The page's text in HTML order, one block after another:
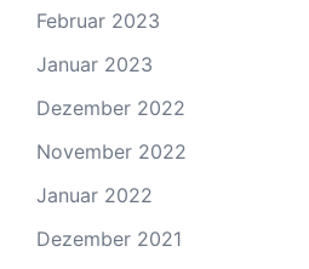
Februar 2023
Januar 2023
Dezember 2022
November 2022
Januar 2022
Dezember 2021